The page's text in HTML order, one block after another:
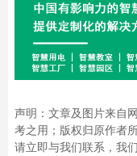
声明：文章及图片来自
考之用；版权归原作者
请立即与我们联系，我